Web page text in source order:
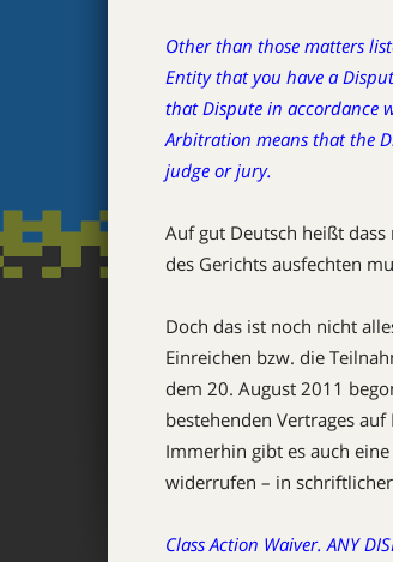
Other than those matters
Entity that you have a
that Dispute in accordance
Arbitration means that the
judge or jury.
Auf gut Deutsch heißt
des Gerichts ausfechten
Doch das ist noch nicht
Einreichen bzw. die
dem 20. August 2011
bestehenden Vertrages
Immerhin gibt es auch
widerrufen – in
Class Action Waiver. ANY